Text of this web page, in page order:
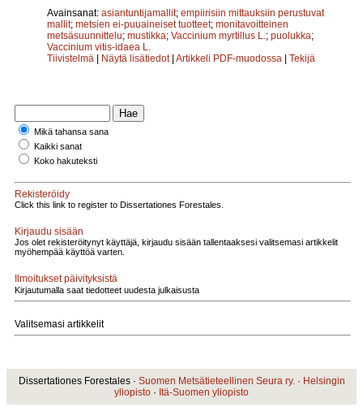
Avainsanat: asiantuntijamallit; empiirisiin mittauksiin perustuvat
mallit; metsien ei-puuaineiset tuotteet; monitavoitteinen
metsäsuunnittelu; mustikka; Vaccinium myrtillus L. ; puolukka;
Vaccinium vitis-idaea L.
Tiivistelmä | Näytä lisätiedot | Artikkeli PDF-muodossa | Tekijä
Mikä tahansa sana
Kaikki sanat
Koko hakuteksti
Rekisteröidy
Click this link to register to Dissertationes Forestales.
Kirjaudu sisään
Jos olet rekisteröitynyt käyttäjä, kirjaudu sisään tallentaaksesi valitsemasi artikkelit
myöhempää käyttöä varten.
Ilmoitukset päivityksistä
Kirjautumalla saat tiedotteet uudesta julkaisusta
Valitsemasi artikkelit
Dissertationes Forestales · Suomen Metsätieteellinen Seura ry. · Helsingin
yliopisto · Itä-Suomen yliopisto